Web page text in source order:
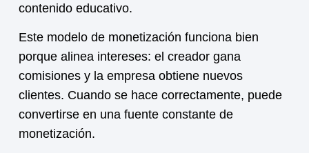
contenido educativo.
Este modelo de monetización funciona bien
porque alinea intereses: el creador gana
comisiones y la empresa obtiene nuevos
clientes. Cuando se hace correctamente, puede
convertirse en una fuente constante de
monetización.